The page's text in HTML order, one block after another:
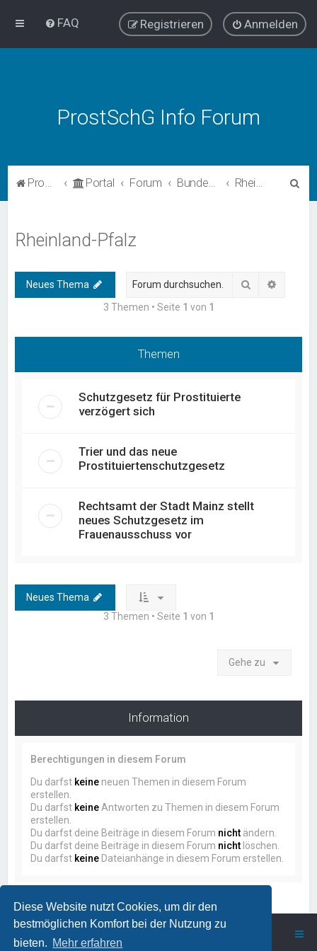
Diese Website nutzt Cookies, um dir den
bestmöglichen Komfort bei der Nutzung zu
bieten. Mehr erfahren
FAQ Anmelden
Registrieren
ProstSchG Info Forum
ProstSchG Portal Forum Bundesländer - Umsetzung und Erfahrungen mit ProstSchG Rheinland-Pfalz
Rheinland-Pfalz
Neues Thema Suche
3 Themen • Seite 1 von 1
Themen
Schutzgesetz für Prostituierte
verzögert sich
Trier und das neue
Prostituiertenschutzgesetz
Rechtsamt der Stadt Mainz stellt
neues Schutzgesetz im
Frauenausschuss vor
Neues Thema
3 Themen • Seite 1 von 1
Gehe zu
Information
Berechtigungen in diesem Forum
Du darfst keine neuen Themen in diesem Forum
erstellen.
Du darfst keine Antworten zu Themen in diesem Forum
erstellen.
Du darfst deine Beiträge in diesem Forum nicht ändern.
Du darfst deine Beiträge in diesem Forum nicht löschen.
Du darfst keine Dateianhänge in diesem Forum erstellen.
ProstSchG